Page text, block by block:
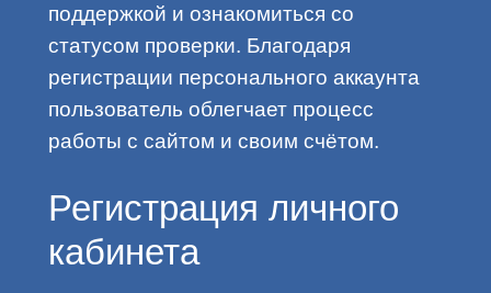
поддержкой и ознакомиться со
статусом проверки. Благодаря
регистрации персонального аккаунта
пользователь облегчает процесс
работы с сайтом и своим счётом.
Регистрация личного
кабинета